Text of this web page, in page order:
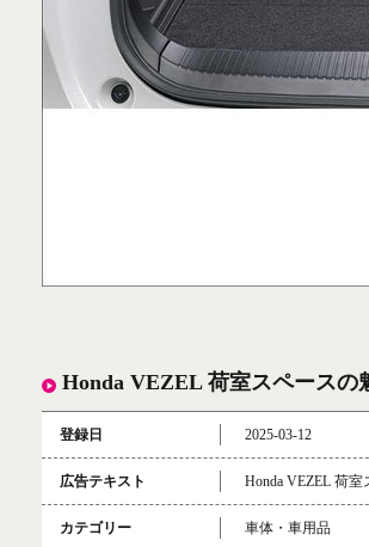
Honda VEZEL 荷室スペースの
登録日 2025-03-12
広告テキスト Honda VEZEL 荷
カテゴリー 車体・車用品